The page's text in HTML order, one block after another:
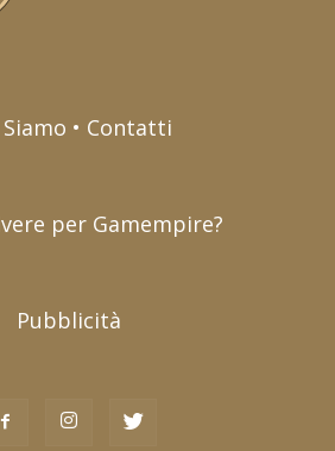
Siamo • Contatti
per Gamempire?
Pubblicità